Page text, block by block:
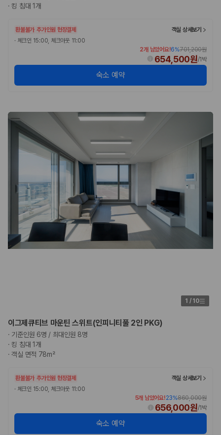
·킹 침대 1개
환불불가 추가인원 현장결제
객실 상세보기
· 체크인 15:00, 체크아웃 11:00
2개 남았어요!6%701,200원
654,500원/1박
숙소 예약
1 / 10
이그제큐티브 마운틴 스위트(인피니티풀 2인 PKG)
· 기준인원 6명 / 최대인원 8명
·킹 침대 1개
·객실 면적 78m²
환불불가 추가인원 현장결제
객실 상세보기
· 체크인 15:00, 체크아웃 11:00
5개 남았어요!23%860,000원
656,000원/1박
숙소 예약